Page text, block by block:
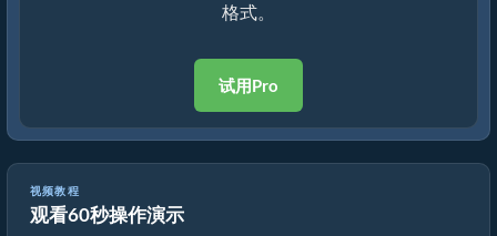
格式。
试用Pro
视频教程
观看60秒操作演示
如何使用 ezyZip 在线解压 deb 文件（免费，无需安装）